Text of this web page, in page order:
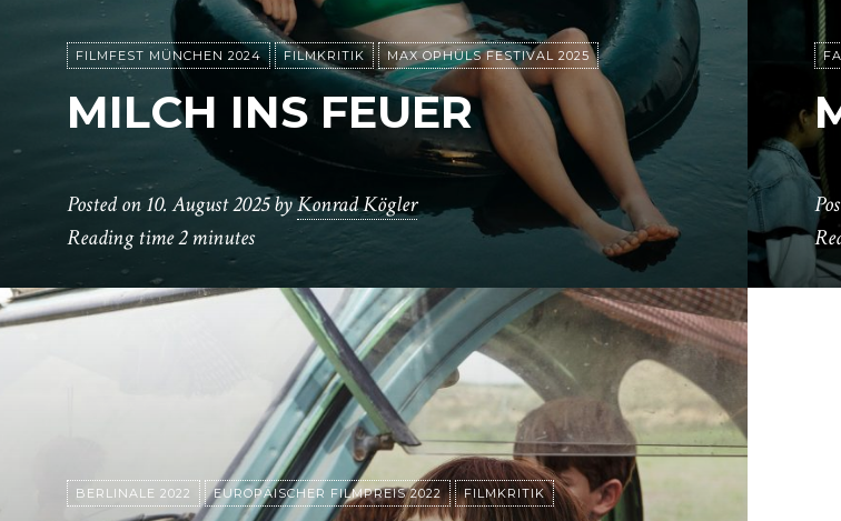
FILMFEST MÜNCHEN 2024 FILMKRITIK MAX OPHÜLS FESTIVAL 2025
MILCH INS FEUER
Posted on10. August 2025byKonrad Kögler
Reading time2 minutes
BERLINALE 2022 EUROPÄISCHER FILMPREIS 2022 FILMKRITIK